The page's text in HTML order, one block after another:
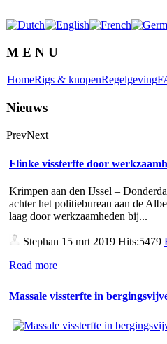
M E N U
HomeRigs & knopenRegelgeving
Nieuws
PrevNext
Flinke vissterfte door
Krimpen aan den IJssel –
achter het politiebureau aan de
laag door werkzaamheden bij...
Stephan 15 mrt 2019 Hits:5479
Read more
Massale vissterfte in